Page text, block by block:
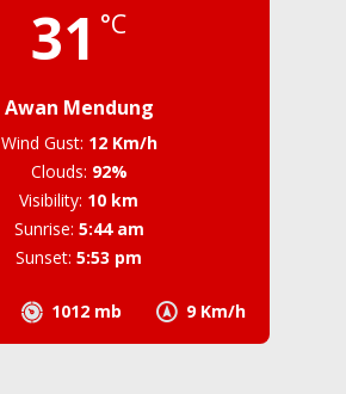
31 °C
Awan Mendung
1012 mb 9 Km/h
Wind Gust: 12 Km/h
Clouds: 92%
Visibility: 10 km
Sunrise: 5:44 am
Sunset: 5:53 pm